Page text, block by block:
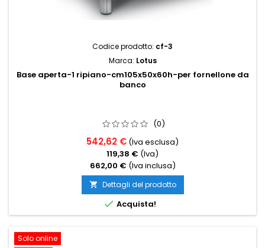
Codice prodotto: cf-3
Marca: Lotus
Base aperta-1 ripiano-cm105x50x60h-per fornellone da
banco
(0)
542,62 € (Iva esclusa)
119,38 € (Iva)
662,00 € (Iva inclusa)
 Dettagli del prodotto
 Acquista!
Solo online